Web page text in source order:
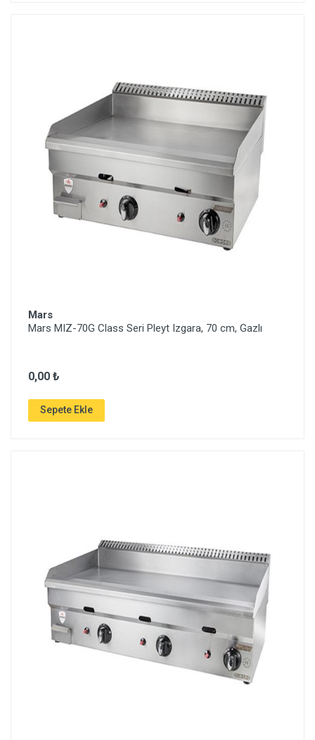
Mars
Mars MIZ-70G Class Seri Pleyt Izgara, 70 cm, Gazlı
0,00 ₺
Sepete Ekle